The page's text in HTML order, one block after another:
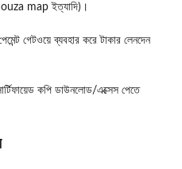
map ইত্যাদি)।
গেটওয়ে ব্যবহার করে টাকার লেনদেন
কপি ডাউনলোড/এক্সেস পেতে